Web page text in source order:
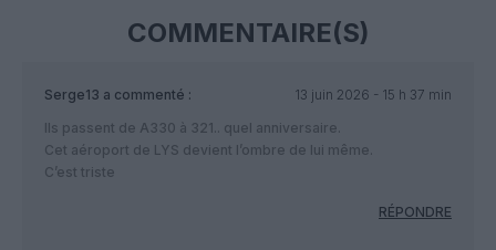
COMMENTAIRE(S)
Serge13 a commenté :
13 juin 2026 - 15 h 37 min
Ils passent de A330 à 321.. quel anniversaire.
Cet aéroport de LYS devient l’ombre de lui même.
C’est triste
RÉPONDRE